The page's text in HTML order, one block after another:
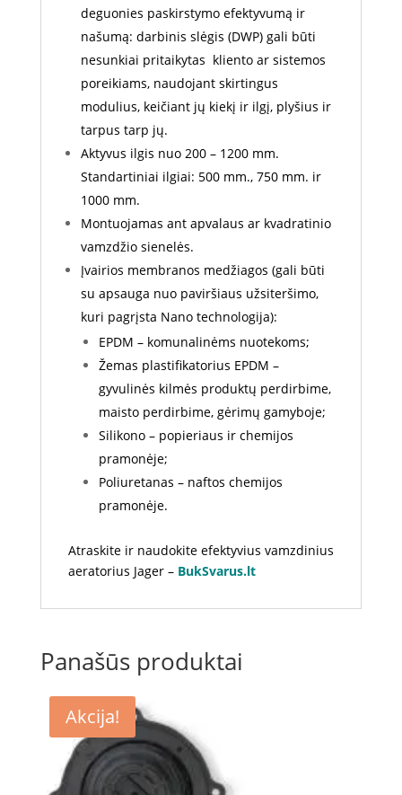
deguonies paskirstymo efektyvumą ir
našumą: darbinis slėgis (DWP) gali būti
nesunkiai pritaikytas kliento ar sistemos
poreikiams, naudojant skirtingus
modulius, keičiant jų kiekį ir ilgį, plyšius ir
tarpus tarp jų.
Aktyvus ilgis nuo 200 – 1200 mm.
Standartiniai ilgiai: 500 mm., 750 mm. ir
1000 mm.
Montuojamas ant apvalaus ar kvadratinio
vamzdžio sienelės.
Įvairios membranos medžiagos (gali būti
su apsauga nuo paviršiaus užsiteršimo,
kuri pagrįsta Nano technologija):
EPDM – komunalinėms nuotekoms;
Žemas plastifikatorius EPDM –
gyvulinės kilmės produktų perdirbime,
maisto perdirbime, gėrimų gamyboje;
Silikono – popieriaus ir chemijos
pramonėje;
Poliuretanas – naftos chemijos
pramonėje.
Atraskite ir naudokite efektyvius vamzdinius
aeratorius Jager – BukSvarus.lt
Panašūs produktai
Akcija!